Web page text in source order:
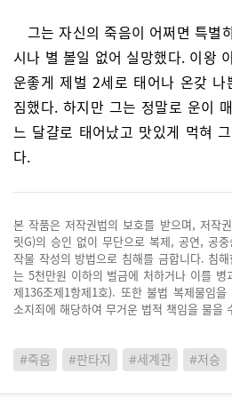
그는 자신의 죽음이 어쩌면 특별
시나 별 볼일 없어 실망했다. 이왕
운좋게 제벌 2세로 태어나 온갖
짐했다. 하지만 그는 정말로 운이
느 달걀로 태어났고 맛있게 먹혀
다.
본 작품은 저작권법의 보호를 받으며, 저작
릿G)의 승인 없이 무단으로 복제, 공연, 공
작물 작성의 방법으로 침해를 금합니다. 침
는 5천만원 이하의 벌금에 처하거나 이를 병
제136조제1항제1호). 또한 불법 복제물임
소지죄에 해당하여 무거운 법적 책임을 물을
#죽음 #판타지 #세계관 #저승